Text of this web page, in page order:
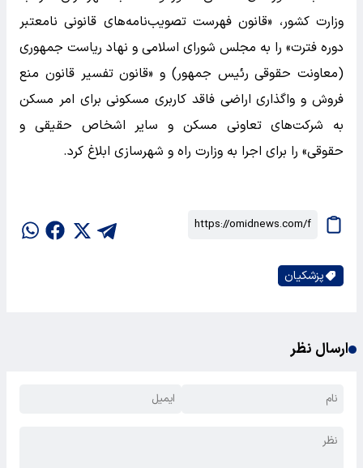
وزارت کشور، «قانون فهرست تصویب‌نامه‌های قانونی نامعتبر
دوره فترت» را به مجلس شورای اسلامی و نهاد ریاست جمهوری
(معاونت حقوقی رئیس جمهور) و «قانون تفسیر قانون منع
فروش و واگذاری اراضی فاقد کاربری مسکونی برای امر مسکن
به شرکت‌های تعاونی مسکن و سایر اشخاص حقیقی و
حقوقی» را برای اجرا به وزارت راه و شهرسازی ابلاغ کرد.
پزشکیان
ارسال نظر